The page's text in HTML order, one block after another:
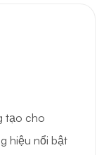
tạo cho
hiệu nổi bật